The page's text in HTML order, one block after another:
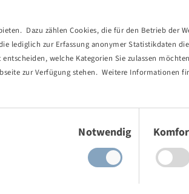
Dazu zählen Cookies, die für den Betrieb der
lediglich zur Erfassung anonymer Statistikdaten
welche Kategorien Sie zulassen
zur Verfügung stehen. Weitere Informationen
Notwendig
aufgerufene Seite